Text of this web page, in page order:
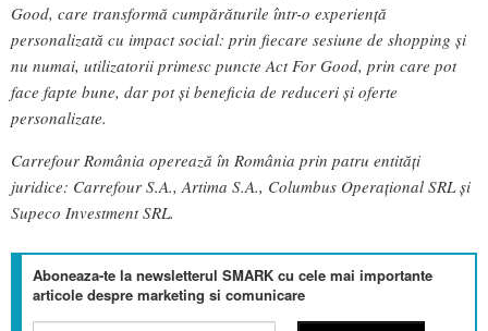
Good, care transformă cumpărăturile într-o experiență
personalizată cu impact social: prin fiecare sesiune de shopping și
nu numai, utilizatorii primesc puncte Act For Good, prin care pot
face fapte bune, dar pot și beneficia de reduceri și oferte
personalizate.
Carrefour România operează în România prin patru entități
juridice: Carrefour S.A., Artima S.A., Columbus Operațional SRL și
Supeco Investment SRL.
Aboneaza-te la newsletterul SMARK cu cele mai importante
articole despre marketing si comunicare